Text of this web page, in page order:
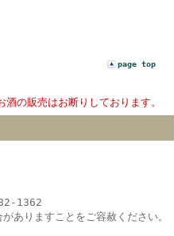
page top
の販売はお断りしております。
1362
ありますことをご容赦ください。